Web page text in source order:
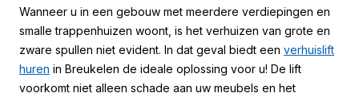
Wanneer u in een gebouw met meerdere verdiepingen en
smalle trappenhuizen woont, is het verhuizen van grote en
zware spullen niet evident. In dat geval biedt een verhuislift
huren in Breukelen de ideale oplossing voor u! De lift
voorkomt niet alleen schade aan uw meubels en het